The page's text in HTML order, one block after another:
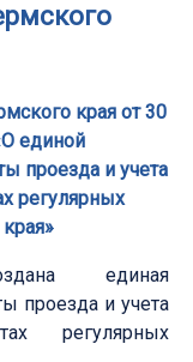
края от 30
единой
проезда и учета
регулярных
единая
проезда и учета
регулярных